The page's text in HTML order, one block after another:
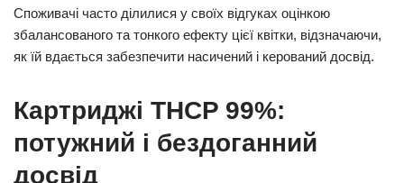
Споживачі часто ділилися у своїх відгуках оцінкою
збалансованого та тонкого ефекту цієї квітки, відзначаючи,
як їй вдається забезпечити насичений і керований досвід.
Картриджі THCP 99%:
потужний і бездоганний
досвід